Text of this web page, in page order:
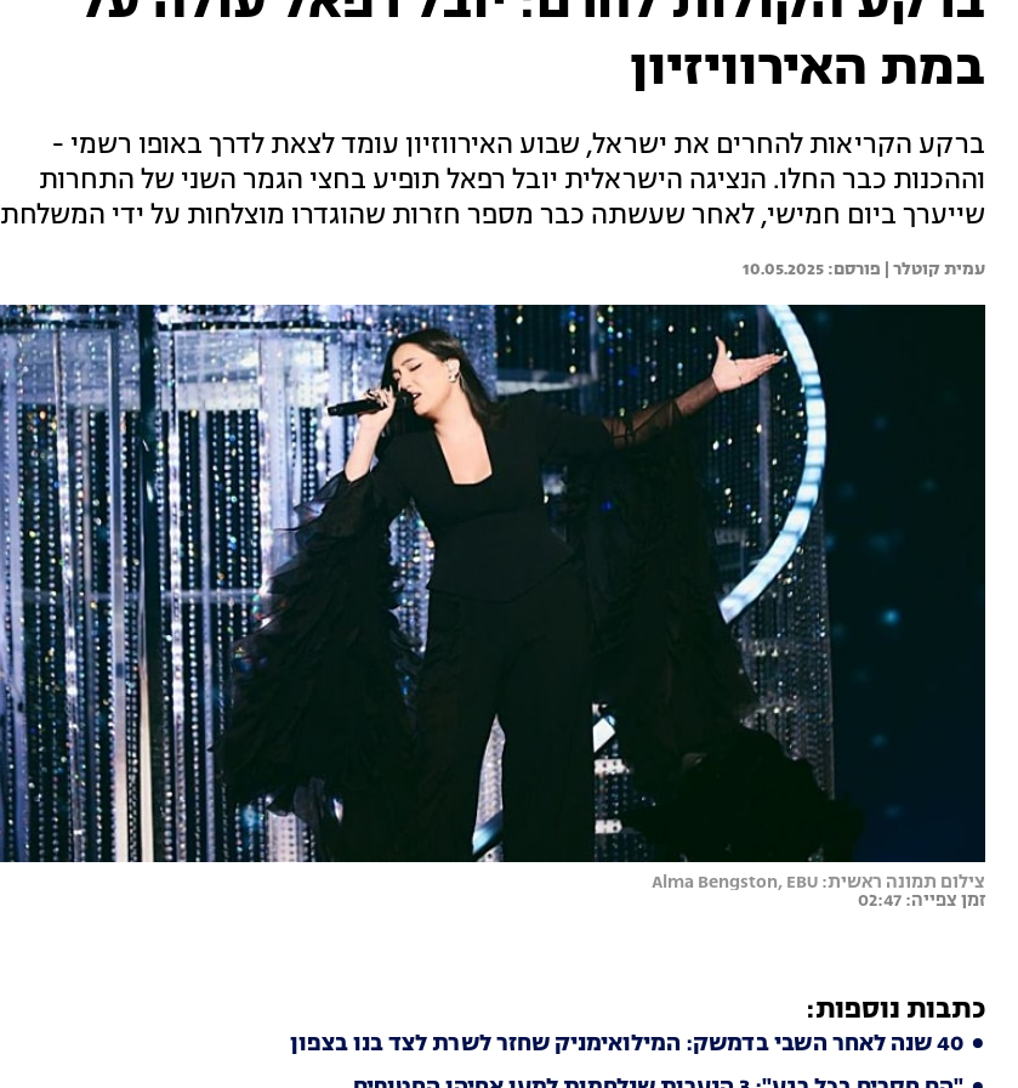
במת האירוויזיון
ברקע הקריאות להחרים את ישראל, שבוע האירווזיון עומד לצאת לדרך באופו רשמי -
וההכנות כבר החלו. הנציגה הישראלית יובל רפאל תופיע בחצי הגמר השני של התחרות
שייערך ביום חמישי, לאחר שעשתה כבר מספר חזרות שהוגדרו מוצלחות על ידי המשלחת
עמית קוטלר | 10.05.2025
צילום תמונה ראשית: Alma Bengston, EBU
זמן צפייה: 02:47
כתבות נוספות:
40 שנה לאחר השבי בדמשק: המילואימניק שחזר לשרת לצד בנו בצפון